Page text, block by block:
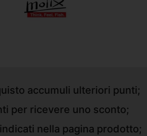
accumuli ulteriori punti;
per ricevere uno sconto;
nella pagina prodotto;